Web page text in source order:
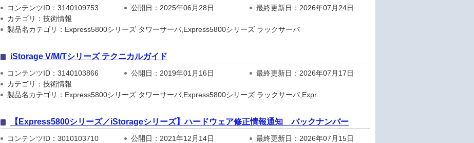
コンテンツID：3140109753 公開日：2025年06月28日
最終更新日：2026年07月24日
カテゴリ：技術情報
製品名カテゴリ：Express5800シリーズ タワーサーバ,Express5800シリーズ ラックサーバ
iStorage V/M/Tシリーズ テクニカルガイド
コンテンツID：3140103866 公開日：2019年01月16日
最終更新日：2026年07月17日
カテゴリ：技術情報
製品名カテゴリ：Express5800シリーズ タワーサーバ,Express5800シリーズ ラックサーバ,Expr...
【Express5800シリーズ／iStorageシリーズ】ハードウェア修正情報通知 バックナンバー
コンテンツID：3010103710 公開日：2021年12月14日
最終更新日：2026年07月15日